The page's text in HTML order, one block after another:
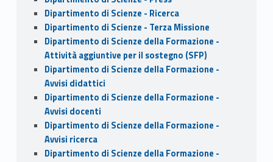
Dipartimento di Scienze - Ricerca
Dipartimento di Scienze - Terza Missione
Dipartimento di Scienze della Formazione -
Attività aggiuntive per il sostegno (SFP)
Dipartimento di Scienze della Formazione -
Avvisi didattici
Dipartimento di Scienze della Formazione -
Avvisi docenti
Dipartimento di Scienze della Formazione -
Avvisi ricerca
Dipartimento di Scienze della Formazione -